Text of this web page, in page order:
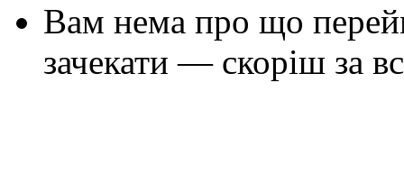
Вам нема про що
зачекати — скоріш за